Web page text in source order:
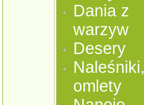
Dania z
warzyw
Desery
Naleśniki,
omlety